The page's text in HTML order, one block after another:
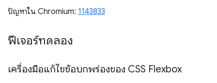
ปัญหาใน Chromium: 1143833
ฟีเจอร์ทดลอง
เครื่องมือแก้ไขข้อบกพร่องของ CSS Flexbox